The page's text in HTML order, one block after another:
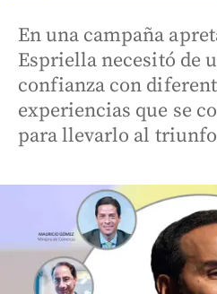
En una campaña
Espriella necesitó de
confianza con
experiencias que se
para llevarlo al